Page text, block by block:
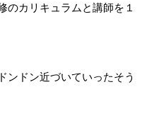
のカリキュラムと講師を１
ドンドン近づいていったそう